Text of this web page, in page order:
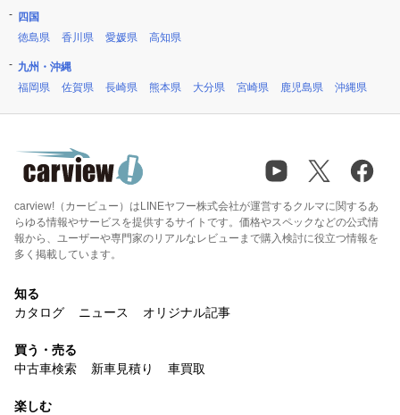
四国
徳島県
香川県 愛媛県 高知県
九州・沖縄
福岡県
佐賀県 長崎県 熊本県 大分県 宮崎県 鹿児島県 沖縄県
carview!（カービュー）はLINEヤフー株式会社が運営するクルマに関するあ
らゆる情報やサービスを提供するサイトです。価格やスペックなどの公式情
報から、ユーザーや専門家のリアルなレビューまで購入検討に役立つ情報を
多く掲載しています。
知る
カタログ
ニュース オリジナル記事
買う・売る
中古車検索
新車見積り 車買取
楽しむ